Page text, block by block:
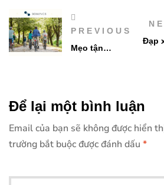
PREVIOUS
Mẹo tận
Đạp
Để lại một bình luận
Email của bạn sẽ không được hiển
trường bắt buộc được đánh dấu *